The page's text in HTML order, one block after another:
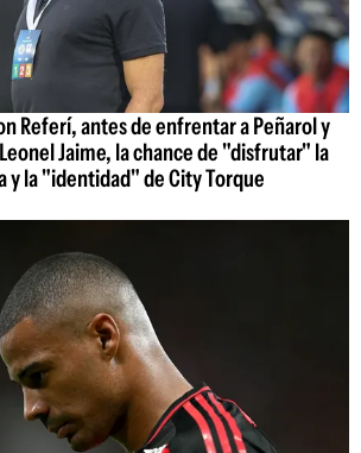
Referí, antes de enfrentar a Peñarol y
Jaime, la chance de "disfrutar" la
y la "identidad" de City Torque